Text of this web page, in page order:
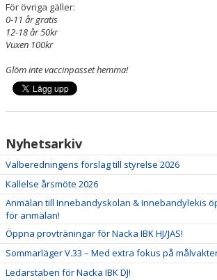
För övriga gäller:
0-11 år gratis
12-18 år 50kr
Vuxen 100kr
Glöm inte vaccinpasset hemma!
Nyhetsarkiv
Valberedningens förslag till styrelse 2026
Kallelse årsmöte 2026
Anmälan till Innebandyskolan & Innebandylekis
för anmälan!
Öppna provträningar för Nacka IBK HJ/JAS!
Sommarläger V.33 – Med extra fokus på
Ledarstaben för Nacka IBK DJ!